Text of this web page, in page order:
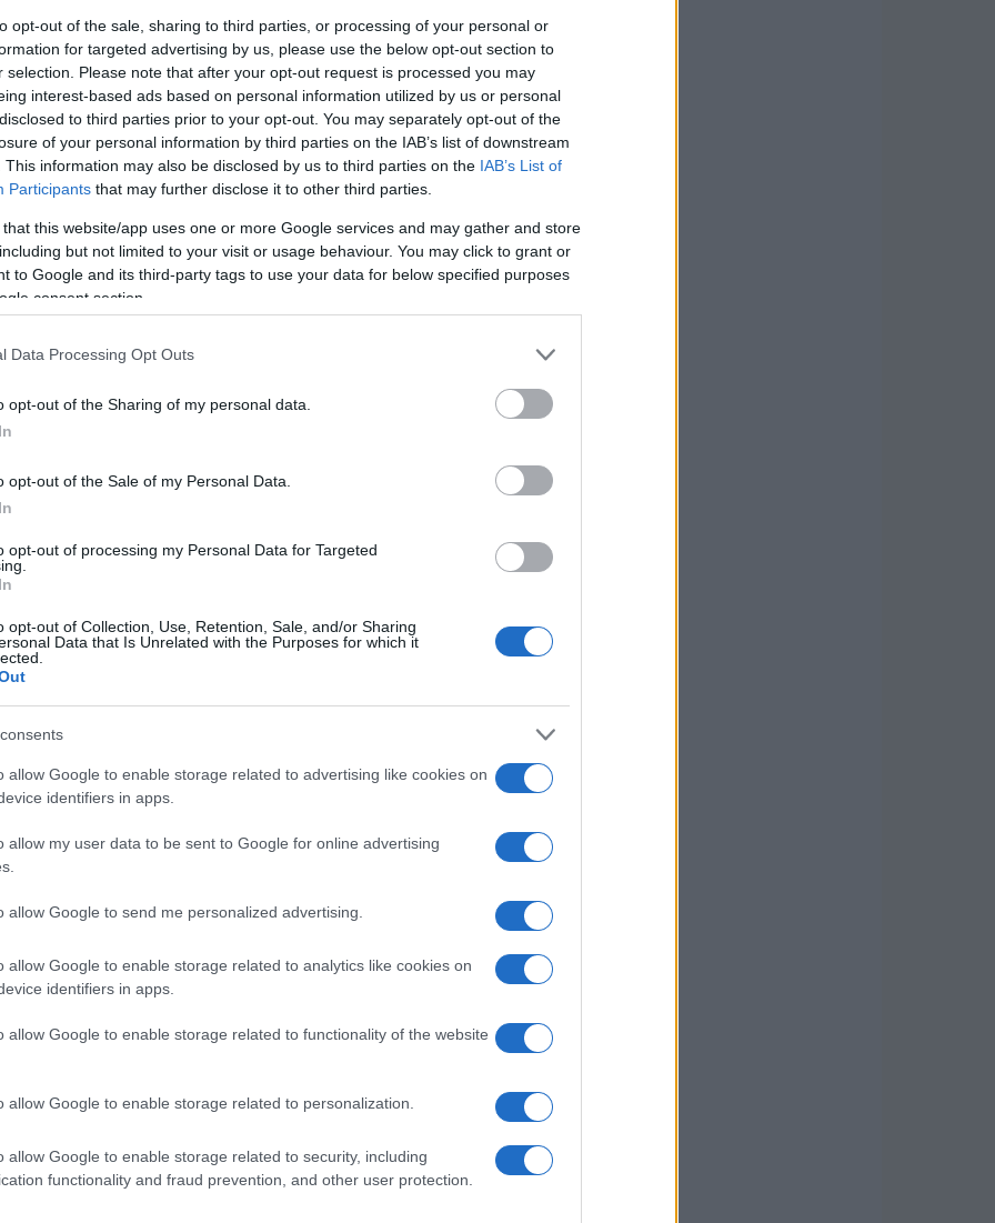
opt-out of the sale, sharing to third parties, or processing of your personal or
for targeted advertising by us, please use the below opt-out section to
selection. Please note that after your opt-out request is processed you may
interest-based ads based on personal information utilized by us or personal
to third parties prior to your opt-out. You may separately opt-out of the
of your personal information by third parties on the IAB’s list of downstream
This information may also be disclosed by us to third parties on the IAB’s List of
Participants that may further disclose it to other third parties.
that this website/app uses one or more Google services and may gather and store
but not limited to your visit or usage behaviour. You may click to grant or
to Google and its third-party tags to use your data for below specified purposes
consent section.
Data Processing Opt Outs
opt-out of the Sharing of my personal data.
opt-out of the Sale of my Personal Data.
opt-out of processing my Personal Data for Targeted
opt-out of Collection, Use, Retention, Sale, and/or Sharing
Data that Is Unrelated with the Purposes for which it
allow Google to enable storage related to advertising like cookies on
identifiers in apps.
allow my user data to be sent to Google for online advertising
allow Google to send me personalized advertising.
allow Google to enable storage related to analytics like cookies on
identifiers in apps.
allow Google to enable storage related to functionality of the website
allow Google to enable storage related to personalization.
allow Google to enable storage related to security, including
functionality and fraud prevention, and other user protection.
presenta como una oportunidad ideal para
prácticas espirituales.
ciclo lunar, un momento en el que la luna
introspección. A diferencia de la luna llena,
energía, la luna nueva nos invita a pausar,
que deseamos manifestar, tanto en nuestro
sanación durante la luna
para dirigir nuestras
Elactivismo sagrado, un concepto
Harvey, implica incluir a otros seres
reconocemos que la energía sanadora
mismos, sino también en la
rituales de luna nueva transforma nuestra
Esta apertura permite que la bondadfluya
última instancia, hacia el mundo en general.